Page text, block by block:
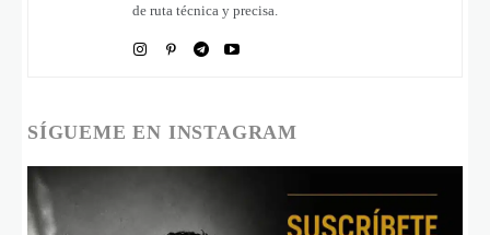
de ruta técnica y precisa.
SÍGUEME EN INSTAGRAM